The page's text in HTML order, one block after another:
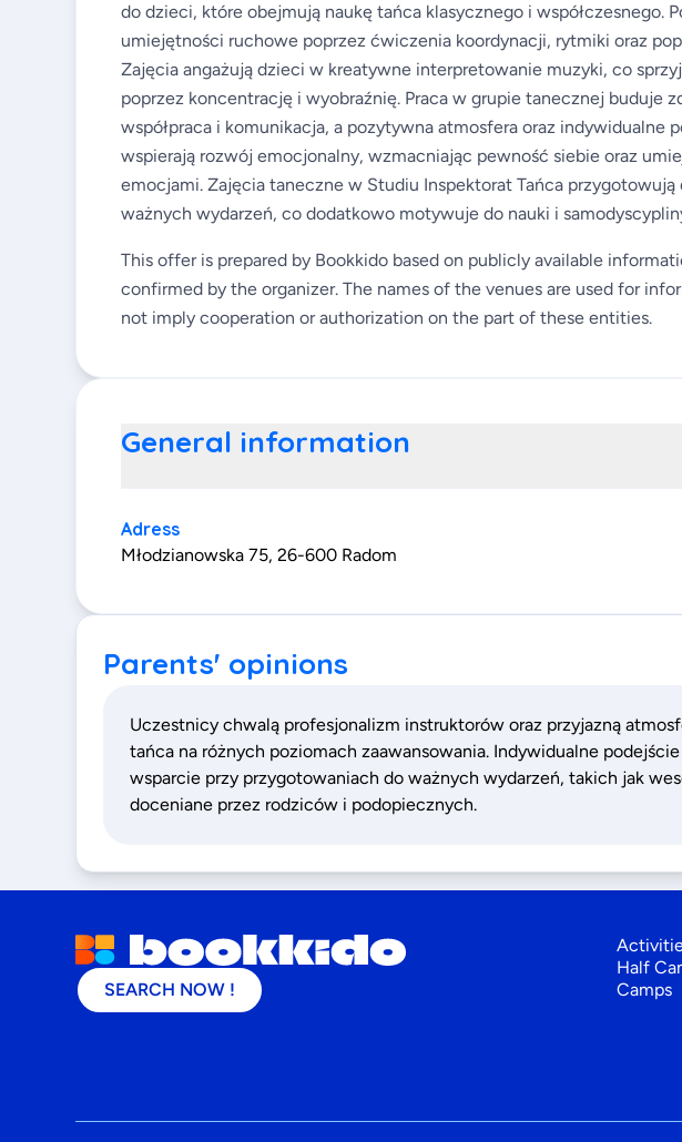
do dzieci, które obejmują naukę tańca klasycznego i współczesnego.
umiejętności ruchowe poprzez ćwiczenia koordynacji, rytmiki oraz
Zajęcia angażują dzieci w kreatywne interpretowanie muzyki, co
poprzez koncentrację i wyobraźnię. Praca w grupie tanecznej buduje
współpraca i komunikacja, a pozytywna atmosfera oraz indywidualne
wspierają rozwój emocjonalny, wzmacniając pewność siebie oraz
emocjami. Zajęcia taneczne w Studiu Inspektorat Tańca
ważnych wydarzeń, co dodatkowo motywuje do nauki i
This offer is prepared by Bookkido based on publicly available
confirmed by the organizer. The names of the venues are used for
not imply cooperation or authorization on the part of these entities.
General information
Adress
Młodzianowska 75, 26-600 Radom
Parents' opinions
Uczestnicy chwalą profesjonalizm instruktorów oraz przyjazną
tańca na różnych poziomach zaawansowania. Indywidualne
wsparcie przy przygotowaniach do ważnych wydarzeń, takich jak
doceniane przez rodziców i podopiecznych.
SEARCH NOW !
Half
Camps